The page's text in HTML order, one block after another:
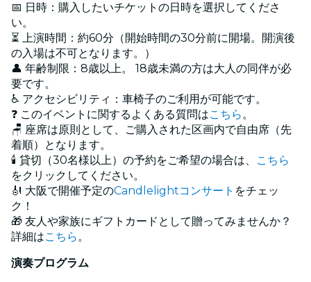
📅 日時：購入したいチケットの日時を選択してくださ
い。
⏳ 上演時間：約60分（開始時間の30分前に開場。開演後
の入場は不可となります。）
👤 年齢制限：8歳以上。 18歳未満の方は大人の同伴が必
要です。
♿ アクセシビリティ：車椅子のご利用が可能です。
❓ このイベントに関するよくある質問はこちら。
🪑 座席は原則として、ご購入された区画内で自由席（先
着順）となります。
🕯️ 貸切（30名様以上）の予約をご希望の場合は、
こちら
をクリックしてください。
🎻 大阪で開催予定のCandlelightコンサート をチェッ
ク！
🎁 友人や家族にギフトカードとして贈ってみませんか？
詳細はこちら。
演奏プログラム